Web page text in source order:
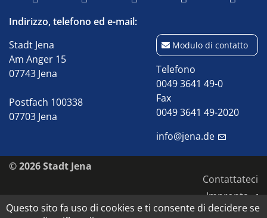
Indirizzo, telefono ed e-mail:
Stadt Jena
Am Anger 15
07743 Jena
Postfach 100338
07703 Jena
Modulo di contatto
Telefono
0049 3641 49-0
Fax
0049 3641 49-2020
info@jena.de
© 2026 Stadt Jena
Contattateci
Impronta
Accessibilità
Questo sito fa uso di cookies e ti consente di decidere se